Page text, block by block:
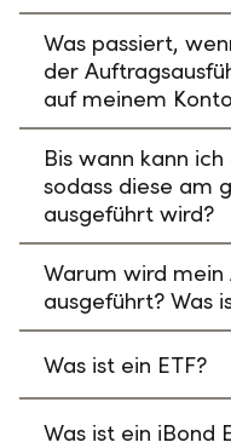
Was passiert,
der
auf meinem
Bis wann kann
sodass diese am
ausgeführt wird?
Warum wird
ausgeführt? Was
Was ist ein ETF?
Was ist ein iBond